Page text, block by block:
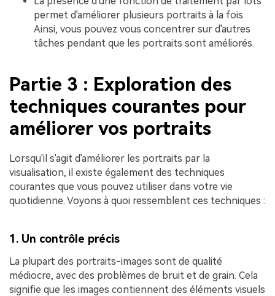
permet d'améliorer plusieurs portraits à la fois.
Ainsi, vous pouvez vous concentrer sur d'autres
tâches pendant que les portraits sont améliorés.
Partie 3 : Exploration des
techniques courantes pour
améliorer vos portraits
Lorsqu'il s'agit d'améliorer les portraits par la
visualisation, il existe également des techniques
courantes que vous pouvez utiliser dans votre vie
quotidienne. Voyons à quoi ressemblent ces techniques :
1. Un contrôle précis
La plupart des portraits-images sont de qualité
médiocre, avec des problèmes de bruit et de grain. Cela
signifie que les images contiennent des éléments visuels